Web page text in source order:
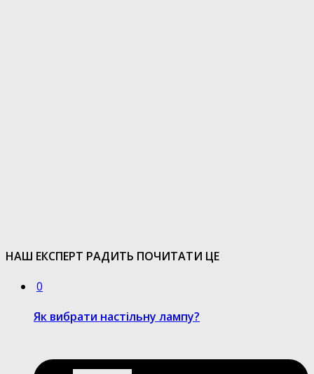
НАШ ЕКСПЕРТ РАДИТЬ ПОЧИТАТИ ЦЕ
0
Як вибрати настільну лампу?